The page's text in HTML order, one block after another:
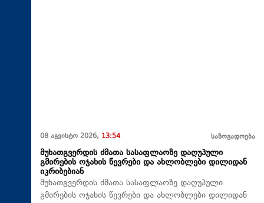
08 აგვისტო 2026, 13:54 საზოგადოება
მუხათგვერდის ძმათა სასაფლაოზე დაღუპული
გმირების ოჯახის წევრები და ახლობლები დილიდან
იკრიბებიან
მუხათგვერდის ძმათა სასაფლაოზე დაღუპული
გმირების ოჯახის წევრები და ახლობლები დილიდან